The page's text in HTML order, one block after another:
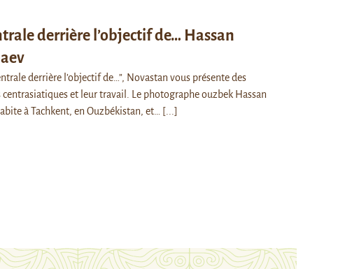
derrière l’objectif de… Hassan
derrière l’objectif de…”, Novastan vous présente des
et leur travail. Le photographe ouzbek Hassan
à Tachkent, en Ouzbékistan, et…
[...]